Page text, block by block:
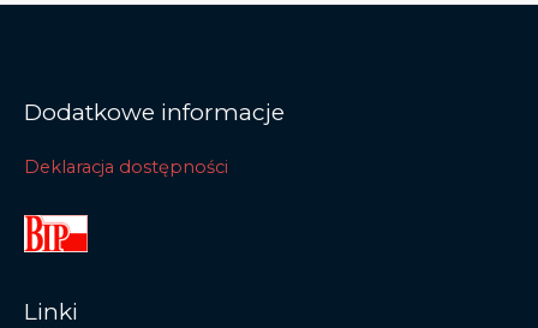
Dodatkowe informacje
Deklaracja dostępności
Linki